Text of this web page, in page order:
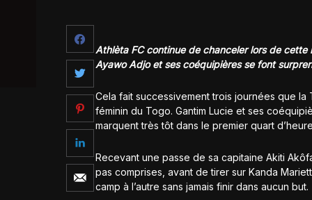
Athlèta FC continue de chanceler lors de cette
Ayawo Adjo et ses coéquipières se font
Cela fait successivement trois journées que
féminin du Togo. Gantim Lucie et ses
marquent très tôt dans le premier quart
Recevant une passe de sa capitaine Akiti
pas comprises, avant de tirer sur Kanda
camp à l’autre sans jamais finir dans aucun but.